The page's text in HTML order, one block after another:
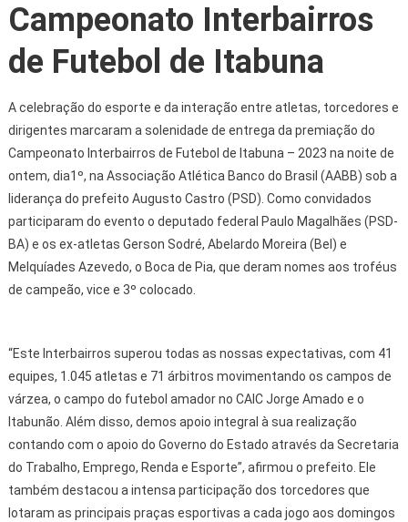
Campeonato Interbairros
de Futebol de Itabuna
A celebração do esporte e da interação entre atletas, torcedores e
dirigentes marcaram a solenidade de entrega da premiação do
Campeonato Interbairros de Futebol de Itabuna – 2023 na noite de
ontem, dia1º, na Associação Atlética Banco do Brasil (AABB) sob a
liderança do prefeito Augusto Castro (PSD). Como convidados
participaram do evento o deputado federal Paulo Magalhães (PSD-
BA) e os ex-atletas Gerson Sodré, Abelardo Moreira (Bel) e
Melquíades Azevedo, o Boca de Pia, que deram nomes aos troféus
de campeão, vice e 3º colocado.
“Este Interbairros superou todas as nossas expectativas, com 41
equipes, 1.045 atletas e 71 árbitros movimentando os campos de
várzea, o campo do futebol amador no CAIC Jorge Amado e o
Itabunão. Além disso, demos apoio integral à sua realização
contando com o apoio do Governo do Estado através da Secretaria
do Trabalho, Emprego, Renda e Esporte”, afirmou o prefeito. Ele
também destacou a intensa participação dos torcedores que
lotaram as principais praças esportivas a cada jogo aos domingos